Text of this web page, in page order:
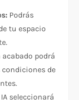
Podrás
tu espacio
acabado podrá
de
IA seleccionará